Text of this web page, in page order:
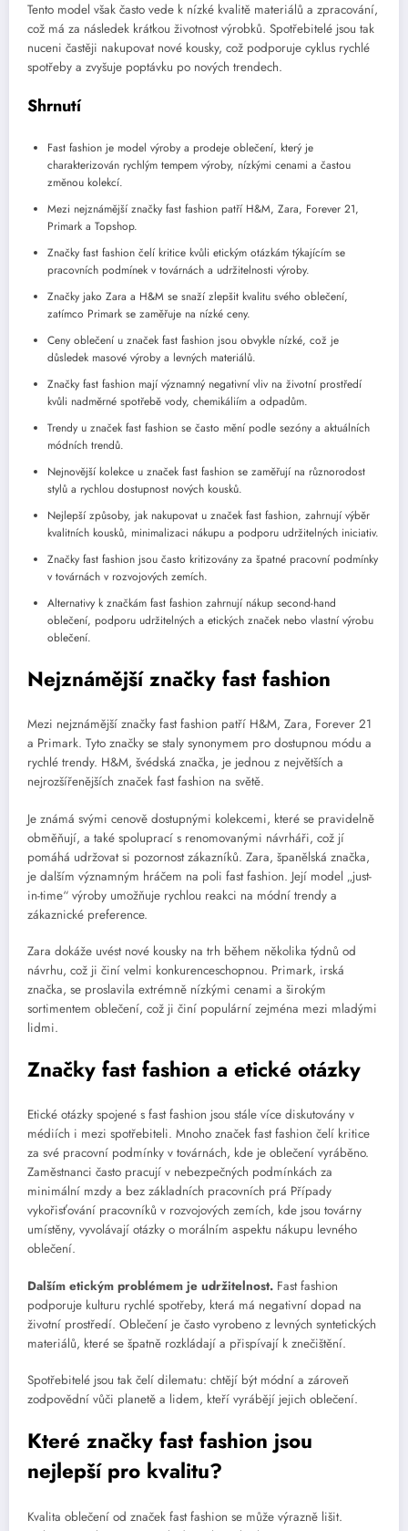
Tento model však často vede k nízké kvalitě materiálů a zpracování,
což má za následek krátkou životnost výrobků. Spotřebitelé jsou tak
nuceni častěji nakupovat nové kousky, což podporuje cyklus rychlé
spotřeby a zvyšuje poptávku po nových trendech.
Shrnutí
Fast fashion je model výroby a prodeje oblečení, který je
charakterizován rychlým tempem výroby, nízkými cenami a častou
změnou kolekcí.
Mezi nejznámější značky fast fashion patří H&M, Zara, Forever 21,
Primark a Topshop.
Značky fast fashion čelí kritice kvůli etickým otázkám týkajícím se
pracovních podmínek v továrnách a udržitelnosti výroby.
Značky jako Zara a H&M se snaží zlepšit kvalitu svého oblečení,
zatímco Primark se zaměřuje na nízké ceny.
Ceny oblečení u značek fast fashion jsou obvykle nízké, což je
důsledek masové výroby a levných materiálů.
Značky fast fashion mají významný negativní vliv na životní prostředí
kvůli nadměrné spotřebě vody, chemikáliím a odpadům.
Trendy u značek fast fashion se často mění podle sezóny a aktuálních
módních trendů.
Nejnovější kolekce u značek fast fashion se zaměřují na různorodost
stylů a rychlou dostupnost nových kousků.
Nejlepší způsoby, jak nakupovat u značek fast fashion, zahrnují výběr
kvalitních kousků, minimalizaci nákupu a podporu udržitelných iniciativ.
Značky fast fashion jsou často kritizovány za špatné pracovní podmínky
v továrnách v rozvojových zemích.
Alternativy k značkám fast fashion zahrnují nákup second-hand
oblečení, podporu udržitelných a etických značek nebo vlastní výrobu
oblečení.
Nejznámější značky fast fashion
Mezi nejznámější značky fast fashion patří H&M, Zara, Forever 21
a Primark. Tyto značky se staly synonymem pro dostupnou módu a
rychlé trendy. H&M, švédská značka, je jednou z největších a
nejrozšířenějších značek fast fashion na světě.
Je známá svými cenově dostupnými kolekcemi, které se pravidelně
obměňují, a také spoluprací s renomovanými návrháři, což jí
pomáhá udržovat si pozornost zákazníků. Zara, španělská značka,
je dalším významným hráčem na poli fast fashion. Její model „just-
in-time“ výroby umožňuje rychlou reakci na módní trendy a
zákaznické preference.
Zara dokáže uvést nové kousky na trh během několika týdnů od
návrhu, což ji činí velmi konkurenceschopnou. Primark, irská
značka, se proslavila extrémně nízkými cenami a širokým
sortimentem oblečení, což ji činí populární zejména mezi mladými
lidmi.
Značky fast fashion a etické otázky
Etické otázky spojené s fast fashion jsou stále více diskutovány v
médiích i mezi spotřebiteli. Mnoho značek fast fashion čelí kritice
za své pracovní podmínky v továrnách, kde je oblečení vyráběno.
Zaměstnanci často pracují v nebezpečných podmínkách za
minimální mzdy a bez základních pracovních prá Případy
vykořisťování pracovníků v rozvojových zemích, kde jsou továrny
umístěny, vyvolávají otázky o morálním aspektu nákupu levného
oblečení.
Dalším etickým problémem je udržitelnost. Fast fashion
podporuje kulturu rychlé spotřeby, která má negativní dopad na
životní prostředí. Oblečení je často vyrobeno z levných syntetických
materiálů, které se špatně rozkládají a přispívají k znečištění.
Spotřebitelé jsou tak čelí dilematu: chtějí být módní a zároveň
zodpovědní vůči planetě a lidem, kteří vyrábějí jejich oblečení.
Které značky fast fashion jsou
nejlepší pro kvalitu?
Kvalita oblečení od značek fast fashion se může výrazně lišit.